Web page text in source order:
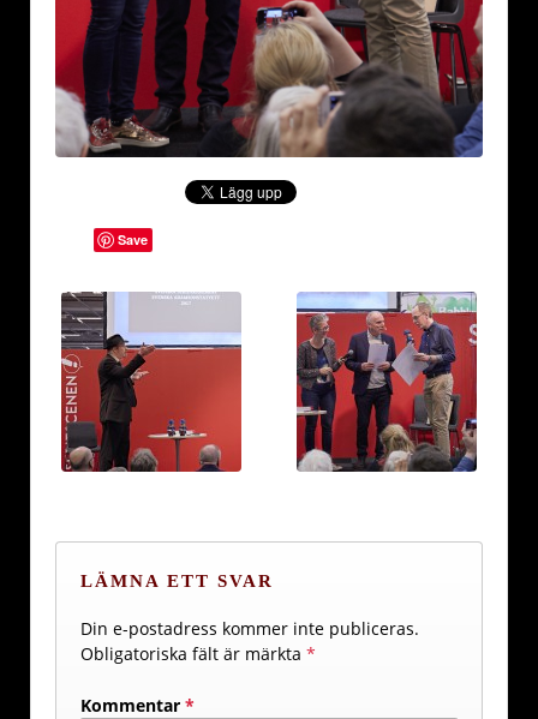
Save
LÄMNA ETT SVAR
Din e-postadress kommer inte publiceras.
Obligatoriska fält är märkta *
Kommentar *